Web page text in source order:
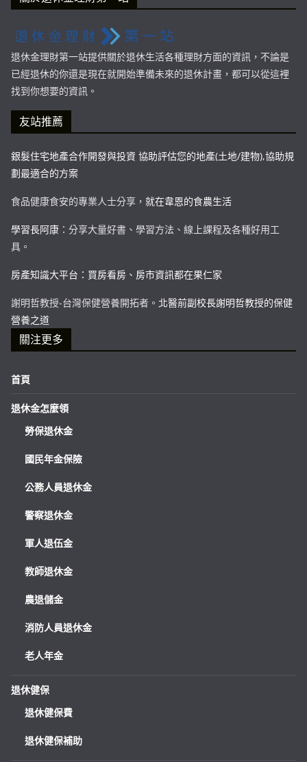
退休金理財第一站提供關於退休生活各種理財方面的資訊，不論是
已經退休的你還是現在就開始準備未來的退休計畫，都可以從這裡
找到你想要的資訊。
友站推薦
銀髮住宅地產合作開發與投資 協助評估您的地產(土地/建物),協助規
劃最適合的方案
食品健康食安的專業人士分享， 就在韋恩的食農生活
學習長阿康 ：分享大量好書、學習方法、線上課程及各種好用工
具。
房產知識大平台：買房看房、房市資訊都在果仁家
謝明哲教授-台灣保健營養開拓者。 北醫前副校長謝明哲教授的保健
營養之道
關注更多
首頁
退休金怎麼領
勞保退休金
國民年金保險
公務人員退休金
警察退休金
軍人退伍金
教師退休金
農退儲金
消防人員退休金
老人年金
退休健保
退休健保費
退休健保補助